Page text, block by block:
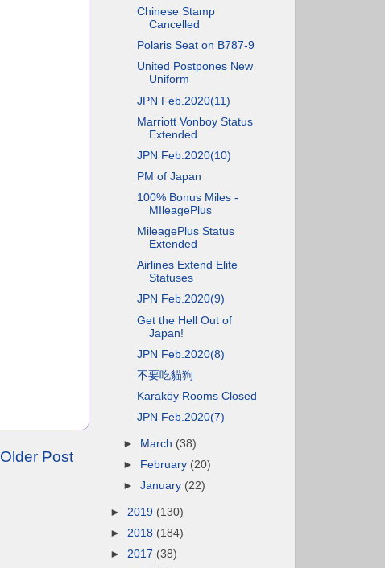
Older Post
Chinese Stamp
Cancelled
Polaris Seat on B787-9
United Postpones New
Uniform
JPN Feb.2020(11)
Marriott Vonboy Status
Extended
JPN Feb.2020(10)
PM of Japan
100% Bonus Miles -
MIleagePlus
MileagePlus Status
Extended
Airlines Extend Elite
Statuses
JPN Feb.2020(9)
Get the Hell Out of
Japan!
JPN Feb.2020(8)
不要吃貓狗
Karaköy Rooms Closed
JPN Feb.2020(7)
► March (38)
►
February (20)
►January (22)
► 2019 (130)
► 2018 (184)
► 2017 (38)